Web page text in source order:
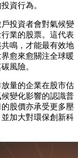
資行為。
投資者會對氣候變
業的股票。這代表
鳴，才能最有效地
愈來愈關注全球暖
風險。
量的企業在股市估
變化影響的認識普
股價亦承受更多壓
加大對環保創新科